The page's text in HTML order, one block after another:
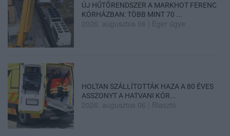
ÚJ HŰTŐRENDSZER A MARKHOT FERENC
KÓRHÁZBAN: TÖBB MINT 70 ...
2026. augusztus 06 Eger ügye
HOLTAN SZÁLLÍTOTTÁK HAZA A 80 ÉVES
ASSZONYT A HATVANI KÓR...
2026. augusztus 06 Riasztó